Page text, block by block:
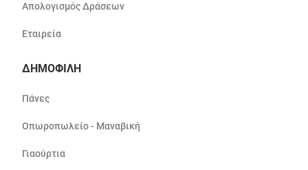
Απολογισμός Δράσεων
Εταιρεία
ΔΗΜΟΦΙΛΗ
Πάνες
Οπωροπωλείο - Μαναβική
Γιαούρτια